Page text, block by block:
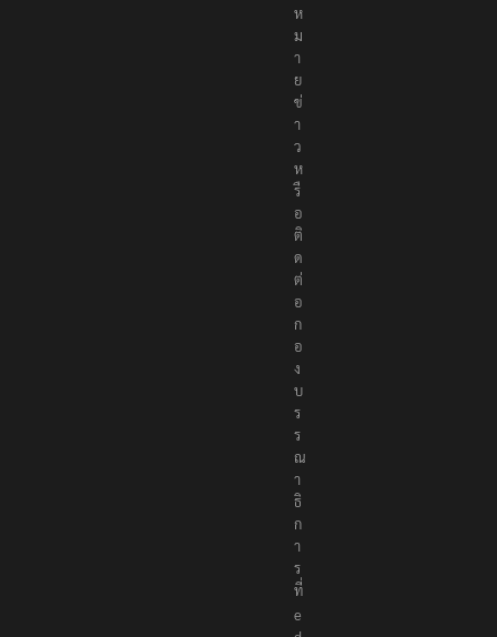
ห
ม
า
ย
ข่
า
ว
ห
รื
อ
ติ
ด
ต่
อ
ก
อ
ง
บ
ร
ร
ณ
า
ธิ
ก
า
ร
ที่
e